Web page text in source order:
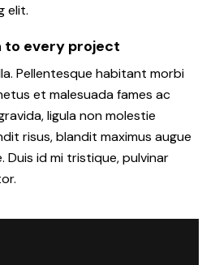
elit.
to every project
Pellentesque habitant morbi
et malesuada fames ac
ligula non molestie
risus, blandit maximus augue
Duis id mi tristique, pulvinar